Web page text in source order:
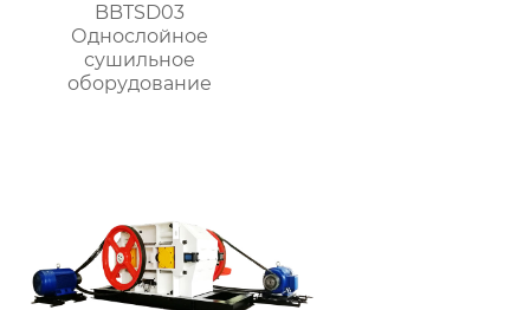
BBTSD03
Однослойное
сушильное
оборудование